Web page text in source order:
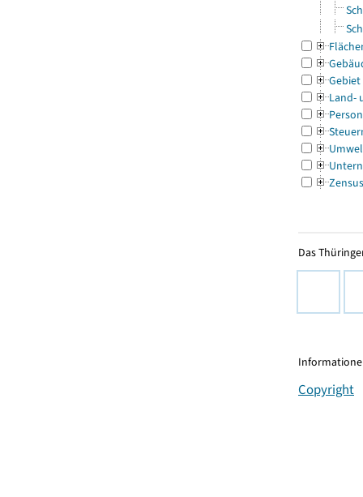
Gebiet
Land-
Zensus
Das
Copyright